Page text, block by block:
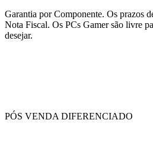
Garantia por Componente. Os prazos
Nota Fiscal. Os PCs Gamer são livre
desejar.
PÓS VENDA DIFERENCIADO